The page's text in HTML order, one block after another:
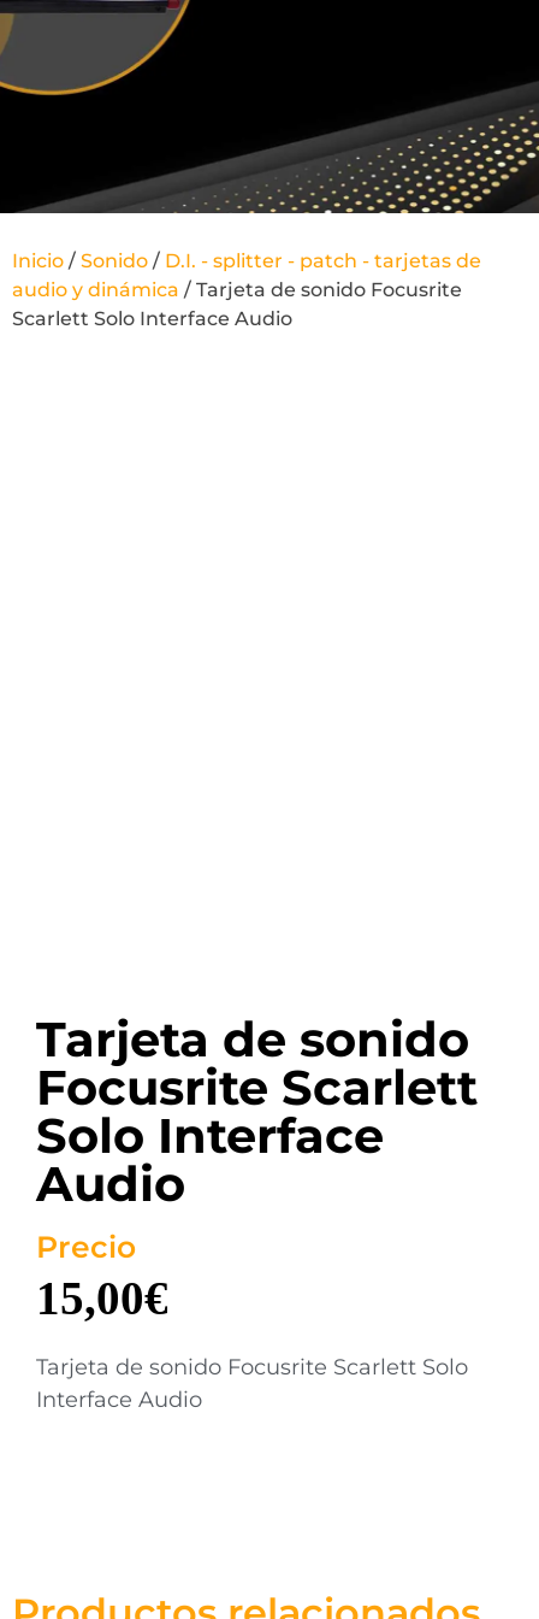
Inicio / Sonido / D.I. - splitter - patch - tarjetas de
audio y dinámica / Tarjeta de sonido Focusrite
Scarlett Solo Interface Audio
Tarjeta de sonido
Focusrite Scarlett
Solo Interface
Audio
Precio
15,00€
Tarjeta de sonido Focusrite Scarlett Solo
Interface Audio